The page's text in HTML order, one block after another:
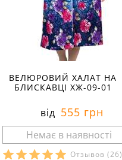
ВЕЛЮРОВИЙ ХАЛАТ НА
БЛИСКАВЦІ ХЖ-09-01
від 555 грн
Отзывов (26)